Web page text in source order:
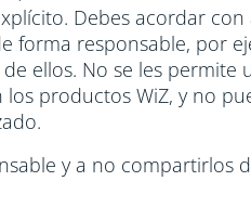
Debes acordar con
forma responsable, por
ellos. No se les permite
productos WiZ, y no
y a no compartirlos